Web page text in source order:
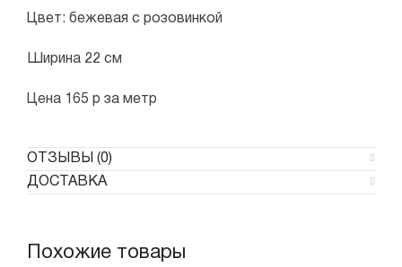
Цвет: бежевая с розовинкой
Ширина 22 см
Цена 165 р за метр
ОТЗЫВЫ (0)
ДОСТАВКА
Похожие товары